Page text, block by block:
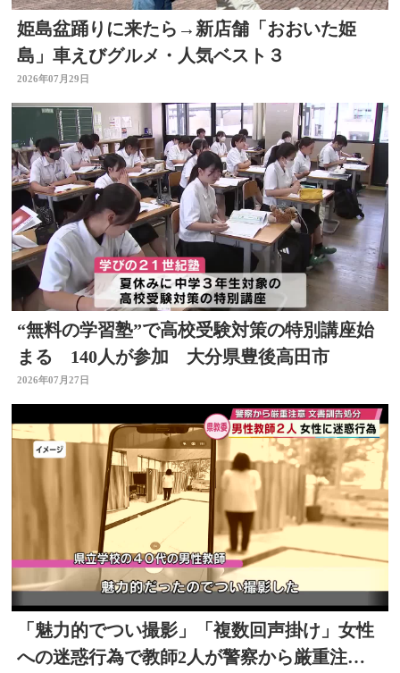
姫島盆踊りに来たら→新店舗「おおいた姫
島」車えびグルメ・人気ベスト３
2026年07月29日
“無料の学習塾”で高校受験対策の特別講座始
まる 140人が参加 大分県豊後高田市
2026年07月27日
「魅力的でつい撮影」「複数回声掛け」女性
への迷惑行為で教師2人が警察から厳重注